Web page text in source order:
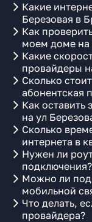
Какие
Березовая в
Как
моем доме на
Какие
провайдеры
Сколько
абонентская
Как оставить
на ул
Сколько
интернета в
Нужен ли
подключения?
Можно ли
мобильной
Что делать,
провайдера?